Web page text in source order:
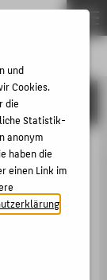
und
Cookies.
die
Statistik-
anonym
haben die
einen Link im